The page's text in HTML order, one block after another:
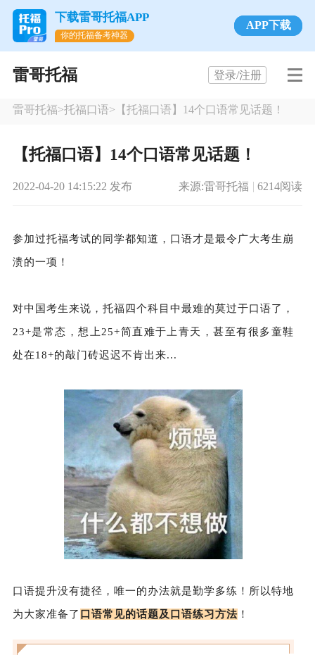
下载雷哥托福APP
你的托福备考神器
APP下载
雷哥托福 登录/注册
雷哥托福>托福口语> 【托福口语】14个口语常见话题！
【托福口语】14个口语常见话题！
2022-04-20 14:15:22 发布 来源:雷哥托福 6214阅读
参加过托福考试的同学都知道，口语才是最令广大考生崩
溃的一项！
对中国考生来说，托福四个科目中最难的莫过于口语了，
23+是常态，想上25+简直难于上青天，甚至有很多童鞋
处在18+的敲门砖迟迟不肯出来...
口语提升没有捷径，唯一的办法就是勤学多练！所以特地
为大家准备了 口语常见的话题及口语练习方法！